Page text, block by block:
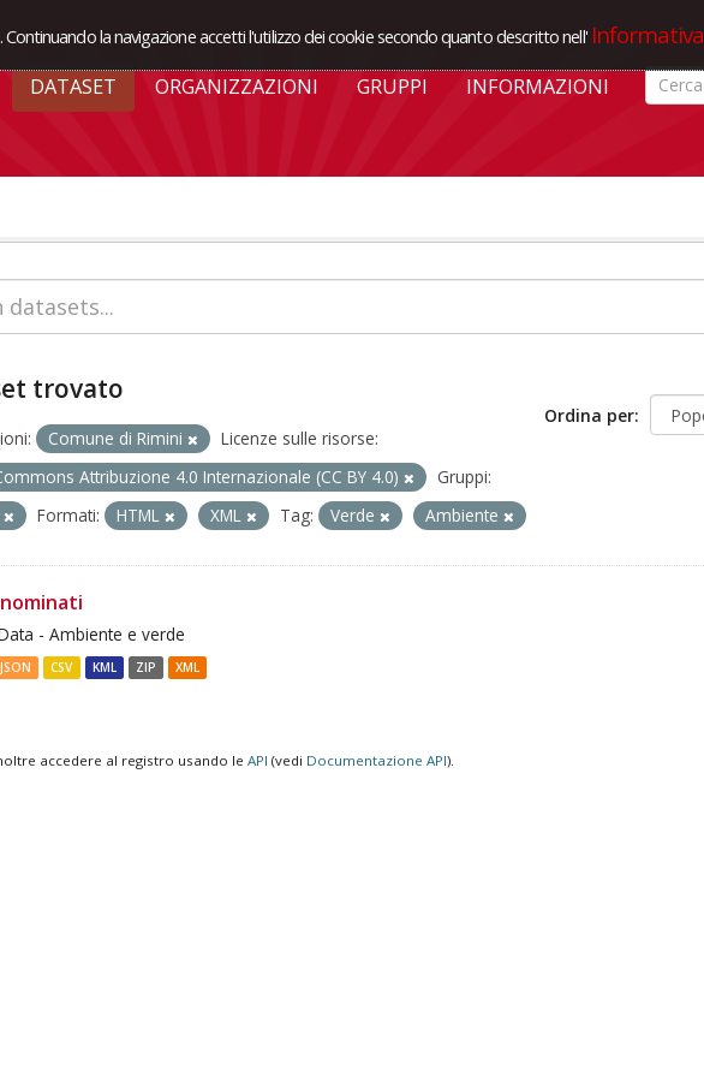
la navigazione accetti l'utilizzo dei cookie secondo quanto descritto nell' Informativa
DATASET ORGANIZZAZIONI GRUPPI INFORMAZIONI
Ordina per
trovato
Comune di Rimini
Licenze sulle risorse:
Attribuzione 4.0 Internazionale (CC BY 4.0)
Gruppi:
Formati: HTML XML Tag: Verde Ambiente
- Ambiente e verde
CSV KML ZIP XML
accedere al registro usando le API (vedi Documentazione API).